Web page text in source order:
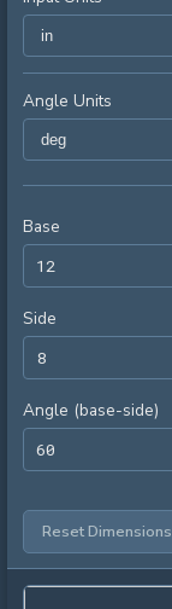
Angle Units
Base
Side
Angle (base-side)
Reset Dimensions